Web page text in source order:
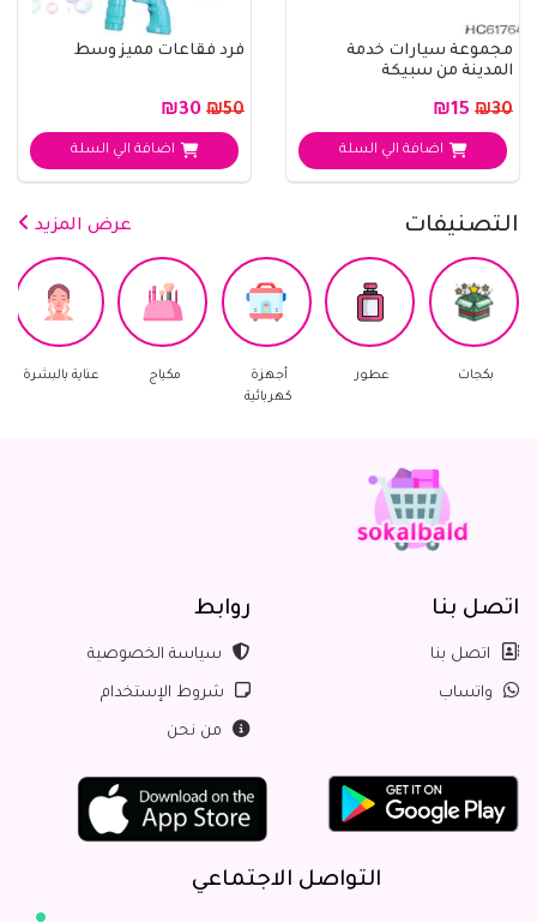
مجموعة سيارات خدمة
المدينة من سبيكة
₪30
اضافة الي السلة
فرد فقاعات مميز وسط
₪50
اضافة الي السلة
التصنيفات عرض المزيد
عناية بالبشرة العناية
اتصل بنا
اتصل بنا
واتساب
روابط
سياسة الخصوصية
شروط الإستخدام
من نحن
التواصل الاجتماعي